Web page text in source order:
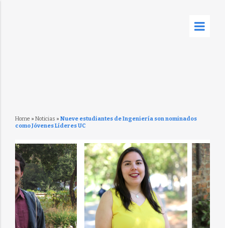
Home » Noticias » Nueve estudiantes de Ingeniería son nominados
como Jóvenes Líderes UC